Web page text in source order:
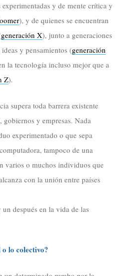
y de mente crítica y
), y de quienes se encuentran
generación X), junto a generaciones
y pensamientos (generación
la tecnología incluso mejor que a
Z).
supera toda barrera existente
gobiernos y empresas. Nada
experimentado o que sepa
tampoco de una
varios o muchos individuos que
con la unión entre países
después en la vida de las
lo colectivo?